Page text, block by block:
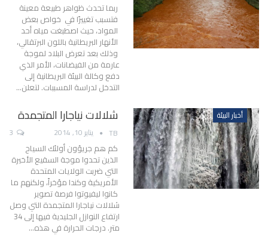
ربما تحدث ظواهر طبيعة معينة
فتسبب تغييرًا في خواص بعض
المواد، حيث اصطبغت مياه أحد
الأنهار البريطانية باللون البرتقالي،
وذلك بعد تعرض البلاد لموجة
عارمة من الفيضانات، الأمر الذي
دفع وكالة البيئة البريطانية إلى
التدخل لدراسة المسببات. لتعلن…
أخبار البيئة شلالات نياجارا المتجمدة
TB يناير 10, 2014
كم هم جريؤون أولئك السياح
الذين تحدوا موجة السقيع الأخيرة
التي ضربت الولايات المتحدة
الأمريكية وكندا مؤخراً، ولكنهم ما
كانوا ليفيوتوا فرصة تصوير
شلالات نياجارا المتجمدة التي وصل
ارتفاع النوازل الجليدية فيها إلى 34
متر. درجات الحرارة في هذه…